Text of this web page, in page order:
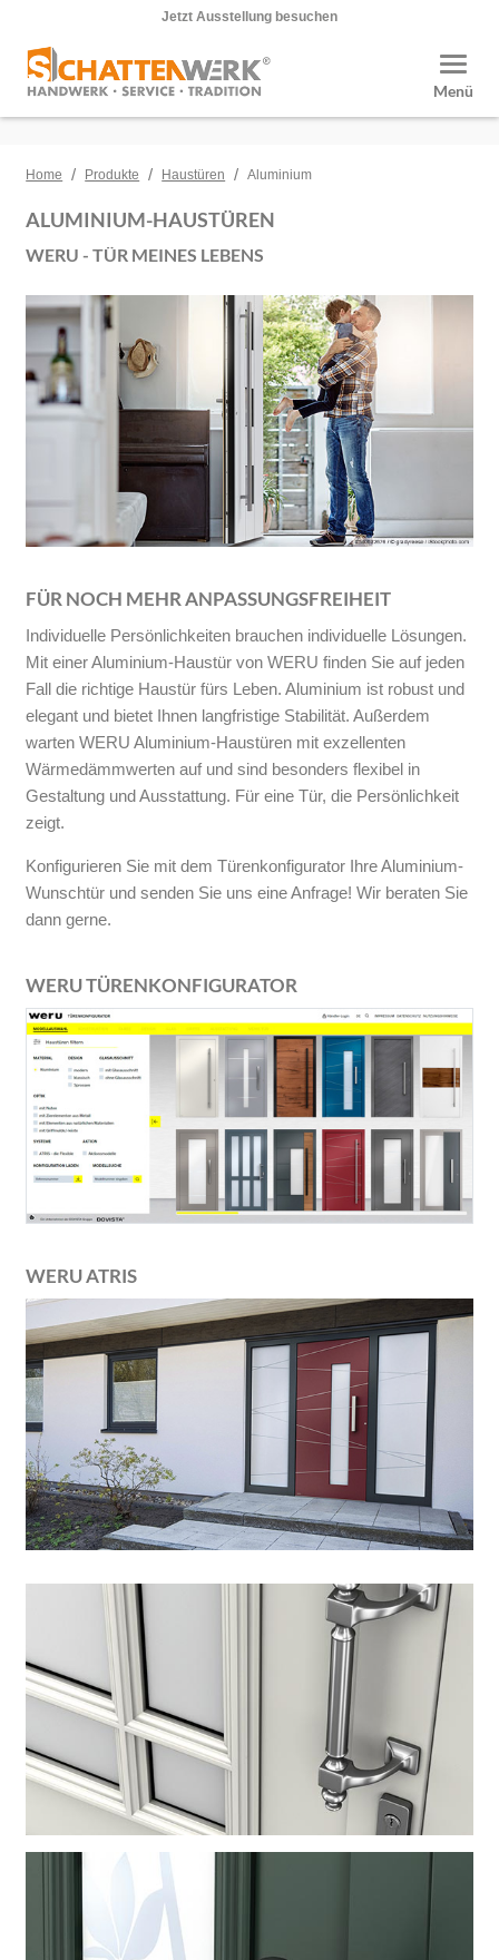
Jetzt Ausstellung besuchen
Menü
Home / Produkte / Haustüren / Aluminium
ALUMINIUM-HAUSTÜREN
WERU - TÜR MEINES LEBENS
FÜR NOCH MEHR ANPASSUNGSFREIHEIT
Individuelle Persönlichkeiten brauchen individuelle Lösungen.
Mit einer Aluminium-Haustür von WERU finden Sie auf jeden
Fall die richtige Haustür fürs Leben. Aluminium ist robust und
elegant und bietet Ihnen langfristige Stabilität. Außerdem
warten WERU Aluminium-Haustüren mit exzellenten
Wärmedämmwerten auf und sind besonders flexibel in
Gestaltung und Ausstattung. Für eine Tür, die Persönlichkeit
zeigt.
Konfigurieren Sie mit dem Türenkonfigurator Ihre Aluminium-
Wunschtür und senden Sie uns eine Anfrage! Wir beraten Sie
dann gerne.
WERU TÜRENKONFIGURATOR
WERU ATRIS